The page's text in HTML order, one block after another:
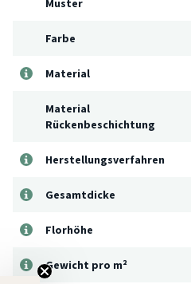
Muster
Farbe
Material
Material
Rückenbeschichtung
Herstellungsverfahren
Gesamtdicke
Florhöhe
Gewicht pro m²